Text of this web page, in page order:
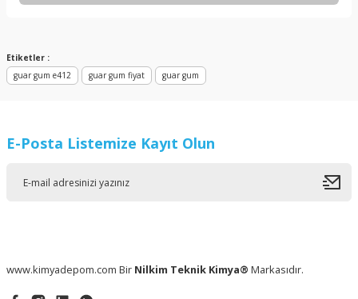
Etiketler :
guar gum e412
guar gum fiyat guar gum
E-Posta Listemize Kayıt Olun
www.kimyadepom.com Bir Nilkim Teknik Kimya® Markasıdır.